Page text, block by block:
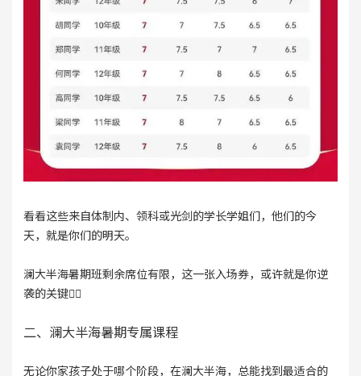
看看这些来自体制内、领科或光剑的学长学姐们，他们的今
天，就是你们的明天。
澜大半海暑期班剩余席位有限，这一张入场券，或许就是你逆
袭的关键👇🏻
二、澜大半海暑期专属课程
无论你家孩子处于哪个阶段，在澜大半海，总能找到最适合的